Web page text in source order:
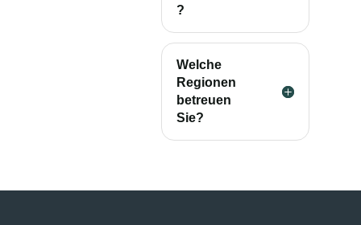
?
Welche
Regionen
betreuen
Sie?